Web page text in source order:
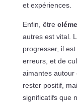
et expériences.
Enfin, être
autres est vital.
progresser, il
erreurs, et de
aimantes autour
rester positif,
significatifs que